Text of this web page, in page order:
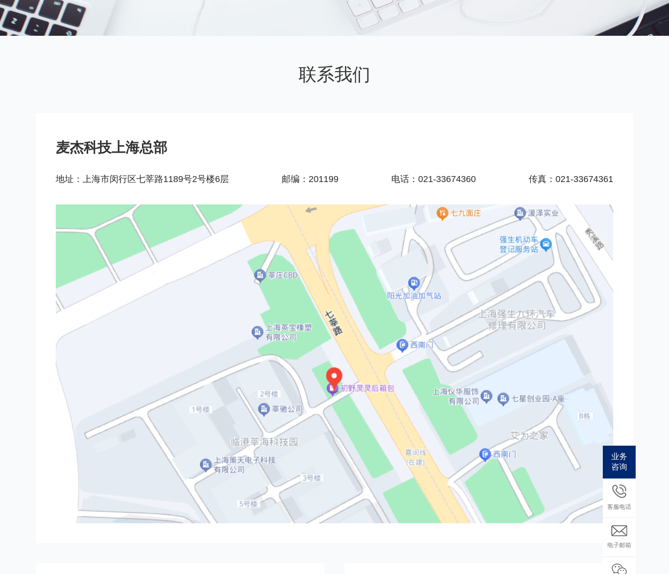
联系我们
麦杰科技上海总部
地址：上海市闵行区七莘路1189号2号楼6层 邮编：201199 电话：021-33674360 传真：021-33674361
业务
咨询
客服电话
电子邮箱